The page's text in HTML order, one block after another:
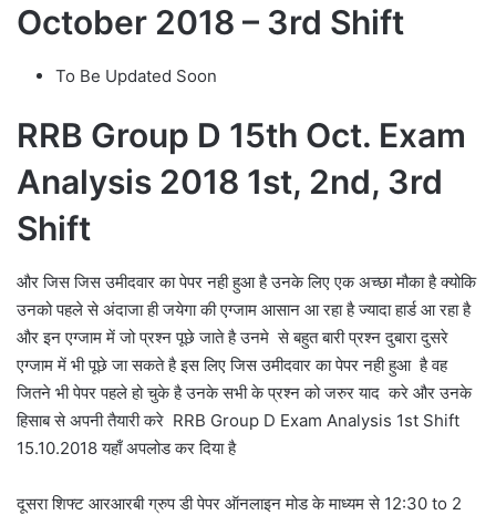
October 2018 – 3rd Shift
To Be Updated Soon
RRB Group D 15th Oct. Exam
Analysis 2018 1st, 2nd, 3rd
Shift
और जिस जिस उमीदवार का पेपर नही हुआ है उनके लिए एक अच्छा मौका है क्योकि
उनको पहले से अंदाजा ही जयेगा की एग्जाम आसान आ रहा है ज्यादा हार्ड आ रहा है
और इन एग्जाम में जो प्रश्न पूछे जाते है उनमे से बहुत बारी प्रश्न दुबारा दुसरे
एग्जाम में भी पूछे जा सकते है इस लिए जिस उमीदवार का पेपर नही हुआ है वह
जितने भी पेपर पहले हो चुके है उनके सभी के प्रश्न को जरुर याद करे और उनके
हिसाब से अपनी तैयारी करे RRB Group D Exam Analysis 1st Shift
15.10.2018 यहाँ अपलोड कर दिया है
दूसरा शिफ्ट आरआरबी ग्रुप डी पेपर ऑनलाइन मोड के माध्यम से 12:30 to 2